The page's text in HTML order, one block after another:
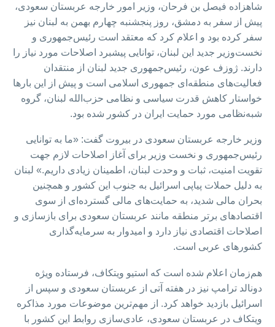
شاهزاده فیصل بن فرحان، وزیر امور خارجه عربستان سعودی،
پیش از سفر به دمشق، روز پنجشنبه چهارم بهمن به لبنان نیز
سفر کرده بود و اعلام کرد که معتقد است رئیس‌جمهوری و
نخست‌وزیر جدید این لبنان، توانایی پیشبرد اصلاحات مورد نیاز را
دارند. ژوزف عون، رئیس‌جمهوری جدید لبنان از منتقدان
فعالیت‌های منطقه‌ای جمهوری اسلامی است و پیش از این بارها
خواستار کاهش قدرت سیاسی و نظامی حزب‌الله لبنان، گروه
شبه‌نظامی مورد حمایت ایران در کشور شده بود.
وزیر خارجه عربستان سعودی در بیروت گفت: «ما به توانایی
رئیس‌جمهوری و نخست‌ وزیر برای آغاز اصلاحات لازم جهت
تقویت امنیت، ثبات و وحدت لبنان، اطمینان زیادی داریم.» لبنان
به دلیل حملات پیاپی اسرائیل به جنوب این کشور و همچنین
بحران مالی شدید، به حمایت‌های مالی گسترده‌ای از سوی
اقتصادهای برتر منطقه مانند عربستان سعودی برای بازسازی و
اصلاحات اقتصادی نیاز دارد و امیدوار به سرمایه‌گذاری
کشورهای عربی است.
هم‌زمان اعلام شده است که استیو ویتکاف، فرستاده ویژه
دونالد ترامپ نیز در هفته آتی از عربستان سعودی و سپس از
اسرائیل بازدید خواهد کرد. از مهم‌ترین موضوعات مورد مذاکره
ویتکاف در عربستان سعودی، عادی‌سازی روابط این کشور با